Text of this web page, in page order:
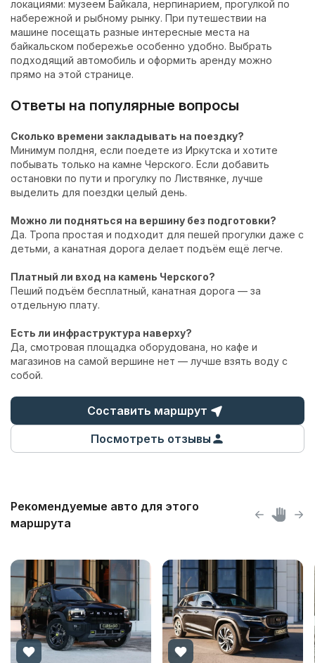
локациями: музеем Байкала, нерпинарием, прогулкой по
набережной и рыбному рынку. При путешествии на
машине посещать разные интересные места на
байкальском побережье особенно удобно. Выбрать
подходящий автомобиль и оформить аренду можно
прямо на этой странице.
Ответы на популярные вопросы
Сколько времени закладывать на поездку?
Минимум полдня, если поедете из Иркутска и хотите
побывать только на камне Черского. Если добавить
остановки по пути и прогулку по Листвянке, лучше
выделить для поездки целый день.
Можно ли подняться на вершину без подготовки?
Да. Тропа простая и подходит для пешей прогулки даже с
детьми, а канатная дорога делает подъём ещё легче.
Платный ли вход на камень Черского?
Пеший подъём бесплатный, канатная дорога — за
отдельную плату.
Есть ли инфраструктура наверху?
Да, смотровая площадка оборудована, но кафе и
магазинов на самой вершине нет — лучше взять воду с
собой.
Составить маршрут
Посмотреть отзывы
Рекомендуемые авто для этого
маршрута